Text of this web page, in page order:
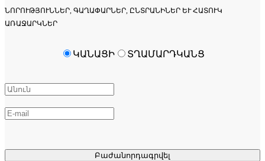
ՆՈՐՈՒԹՅՈՒՆՆԵՐ, ԳԱՂԱՓԱՐՆԵՐ, ԸՆՏՐԱՆԻՆԵՐ ԵՒ ՀԱՏՈՒԿ Ա
ՌԱՋԱՐԿՆԵՐ
Բաժանորդագրվել
ԿԱՆԱՑԻ ՏՂԱՄԱՐԴԿԱՆՑ